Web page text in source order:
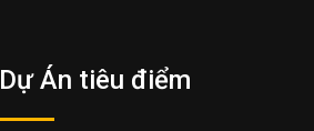
Dự Án tiêu điểm